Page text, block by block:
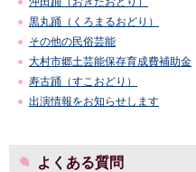
黒丸踊（くろまるおどり）
その他の民俗芸能
大村市郷土芸能保存育成費補助金
寿古踊（すこおどり）
出演情報をお知らせします
よくある質問